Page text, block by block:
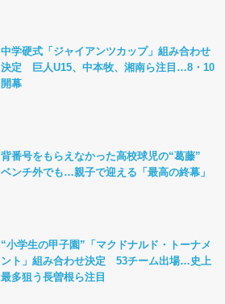
中学硬式「ジャイアンツカップ」組み合わせ
決定 巨人U15、中本牧、湘南ら注目…8・10
開幕
背番号をもらえなかった高校球児の“葛藤”
ベンチ外でも…親子で迎える「最高の終幕」
“小学生の甲子園”「マクドナルド・トーナメ
ント」組み合わせ決定 53チーム出場…史上
最多狙う長曽根ら注目